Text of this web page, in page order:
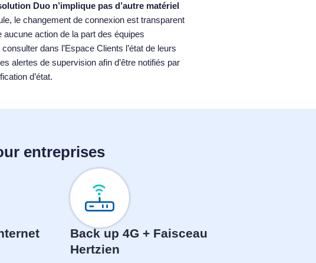
Duo n’implique pas d’autre matériel
le changement de connexion est transparent
aucune action de la part des équipes
dans l’Espace Clients l’état de leurs
alertes de supervision afin d’être notifiés par
d’état.
entreprises
Back up 4G + Faisceau
Hertzien